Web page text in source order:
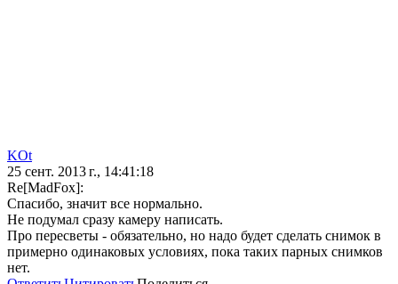
KOt
25 сент. 2013 г., 14:41:18
Re[MadFox]:
Спасибо, значит все нормально.
Не подумал сразу камеру написать.
Про пересветы - обязательно, но надо будет сделать снимок в
примерно одинаковых условиях, пока таких парных снимков
нет.